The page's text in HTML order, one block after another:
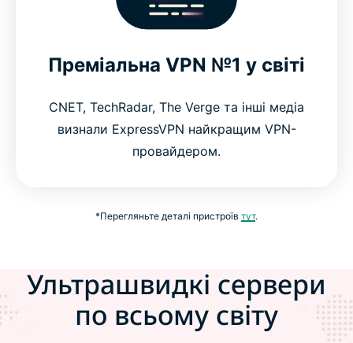
Преміальна VPN №1 у світі
CNET, TechRadar, The Verge та інші медіа
визнали ExpressVPN найкращим VPN-
провайдером.
*Перегляньте деталі пристроїв тут.
Ультрашвидкі сервери
по всьому світу